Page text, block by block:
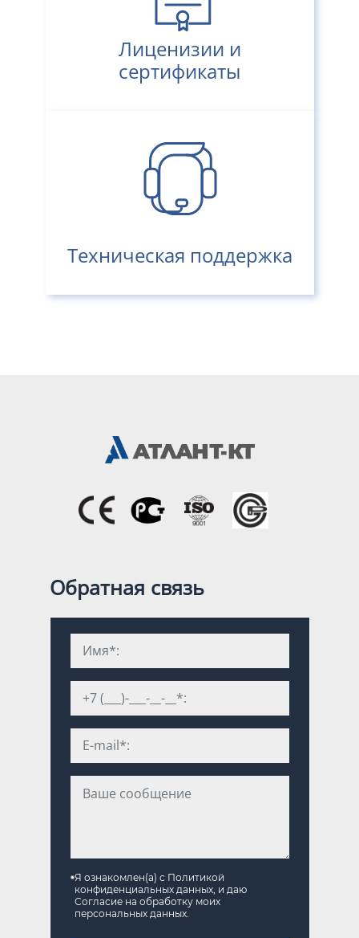
Лиценизии и
сертификаты
Техническая поддержка
Обратная связь
Я ознакомлен(а) с Политикой
конфиденциальных данных, и даю
Согласие на обработку моих
персональных данных.